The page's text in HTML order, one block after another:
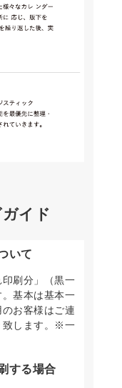
イド
いて
刷分」（黒一
基本は基本一
お客様はご連
致します。※一
する場合